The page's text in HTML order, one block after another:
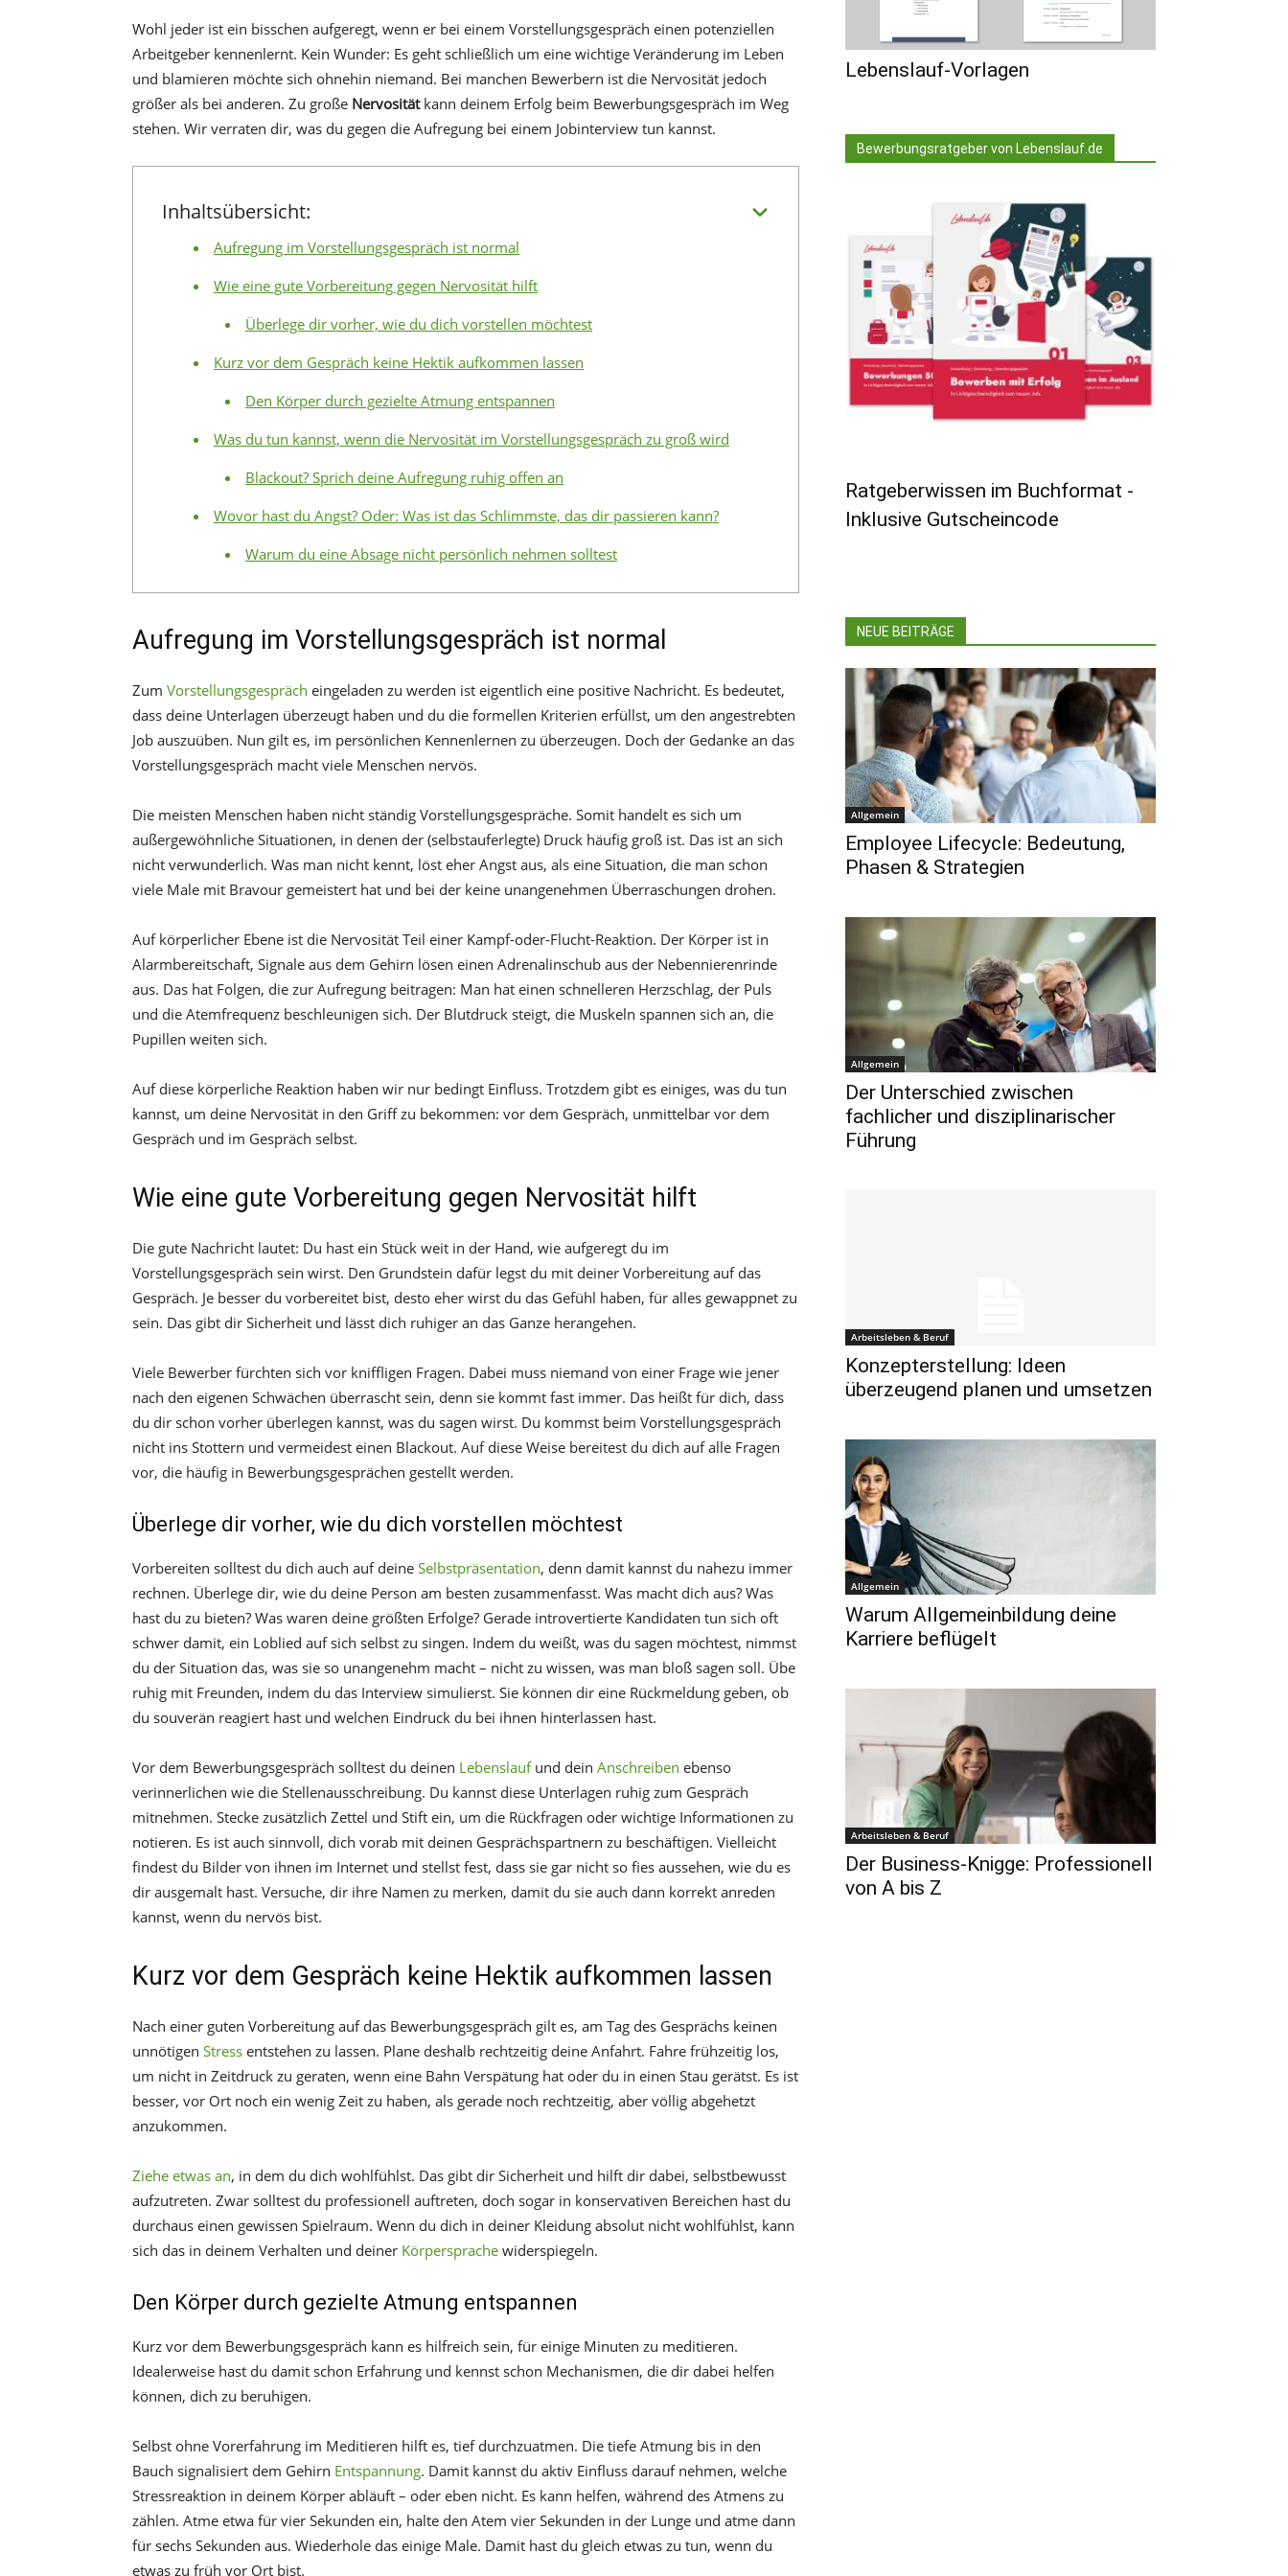
Wohl jeder ist ein bisschen aufgeregt, wenn er bei einem Vorstellungsgespräch einen potenziellen
Arbeitgeber kennenlernt. Kein Wunder: Es geht schließlich um eine wichtige Veränderung im Leben
und blamieren möchte sich ohnehin niemand. Bei manchen Bewerbern ist die Nervosität jedoch
größer als bei anderen. Zu große Nervositätkann deinem Erfolg beim Bewerbungsgespräch im Weg
stehen. Wir verraten dir, was du gegen die Aufregung bei einem Jobinterview tun kannst.
Inhaltsübersicht:
Aufregung im Vorstellungsgespräch ist normal
Wie eine gute Vorbereitung gegen Nervosität hilft
Überlege dir vorher, wie du dich vorstellen möchtest
Kurz vor dem Gespräch keine Hektik aufkommen lassen
Den Körper durch gezielte Atmung entspannen
Was du tun kannst, wenn die Nervosität im Vorstellungsgespräch zu groß wird
Blackout? Sprich deine Aufregung ruhig offen an
Wovor hast du Angst? Oder: Was ist das Schlimmste, das dir passieren kann?
Warum du eine Absage nicht persönlich nehmen solltest
Aufregung im Vorstellungsgespräch ist normal
Zum Vorstellungsgespräch eingeladen zu werden ist eigentlich eine positive Nachricht. Es bedeutet,
dass deine Unterlagen überzeugt haben und du die formellen Kriterien erfüllst, um den angestrebten
Job auszuüben. Nun gilt es, im persönlichen Kennenlernen zu überzeugen. Doch der Gedanke an das
Vorstellungsgespräch macht viele Menschen nervös.
Die meisten Menschen haben nicht ständig Vorstellungsgespräche. Somit handelt es sich um
außergewöhnliche Situationen, in denen der (selbstauferlegte) Druck häufig groß ist. Das ist an sich
nicht verwunderlich. Was man nicht kennt, löst eher Angst aus, als eine Situation, die man schon
viele Male mit Bravour gemeistert hat und bei der keine unangenehmen Überraschungen drohen.
Auf körperlicher Ebene ist die Nervosität Teil einer Kampf-oder-Flucht-Reaktion. Der Körper ist in
Alarmbereitschaft, Signale aus dem Gehirn lösen einen Adrenalinschub aus der Nebennierenrinde
aus. Das hat Folgen, die zur Aufregung beitragen: Man hat einen schnelleren Herzschlag, der Puls
und die Atemfrequenz beschleunigen sich. Der Blutdruck steigt, die Muskeln spannen sich an, die
Pupillen weiten sich.
Auf diese körperliche Reaktion haben wir nur bedingt Einfluss. Trotzdem gibt es einiges, was du tun
kannst, um deine Nervosität in den Griff zu bekommen: vor dem Gespräch, unmittelbar vor dem
Gespräch und im Gespräch selbst.
Wie eine gute Vorbereitung gegen Nervosität hilft
Die gute Nachricht lautet: Du hast ein Stück weit in der Hand, wie aufgeregt du im
Vorstellungsgespräch sein wirst. Den Grundstein dafür legst du mit deiner Vorbereitung auf das
Gespräch. Je besser du vorbereitet bist, desto eher wirst du das Gefühl haben, für alles gewappnet zu
sein. Das gibt dir Sicherheit und lässt dich ruhiger an das Ganze herangehen.
Viele Bewerber fürchten sich vor kniffligen Fragen. Dabei muss niemand von einer Frage wie jener
nach den eigenen Schwächen überrascht sein, denn sie kommt fast immer. Das heißt für dich, dass
du dir schon vorher überlegen kannst, was du sagen wirst. Du kommst beim Vorstellungsgespräch
nicht ins Stottern und vermeidest einen Blackout. Auf diese Weise bereitest du dich auf alle Fragen
vor, die häufig in Bewerbungsgesprächen gestellt werden.
Überlege dir vorher, wie du dich vorstellen möchtest
Vorbereiten solltest du dich auch auf deine Selbstpräsentation, denn damit kannst du nahezu immer
rechnen. Überlege dir, wie du deine Person am besten zusammenfasst. Was macht dich aus? Was
hast du zu bieten? Was waren deine größten Erfolge? Gerade introvertierte Kandidaten tun sich oft
schwer damit, ein Loblied auf sich selbst zu singen. Indem du weißt, was du sagen möchtest, nimmst
du der Situation das, was sie so unangenehm macht – nicht zu wissen, was man bloß sagen soll. Übe
ruhig mit Freunden, indem du das Interview simulierst. Sie können dir eine Rückmeldung geben, ob
du souverän reagiert hast und welchen Eindruck du bei ihnen hinterlassen hast.
Vor dem Bewerbungsgespräch solltest du deinen Lebenslaufund dein Anschreiben ebenso
verinnerlichen wie die Stellenausschreibung. Du kannst diese Unterlagen ruhig zum Gespräch
mitnehmen. Stecke zusätzlich Zettel und Stift ein, um die Rückfragen oder wichtige Informationen zu
notieren. Es ist auch sinnvoll, dich vorab mit deinen Gesprächspartnern zu beschäftigen. Vielleicht
findest du Bilder von ihnen im Internet und stellst fest, dass sie gar nicht so fies aussehen, wie du es
dir ausgemalt hast. Versuche, dir ihre Namen zu merken, damit du sie auch dann korrekt anreden
kannst, wenn du nervös bist.
Kurz vor dem Gespräch keine Hektik aufkommen lassen
Nach einer guten Vorbereitung auf das Bewerbungsgespräch gilt es, am Tag des Gesprächs keinen
unnötigen Stress entstehen zu lassen. Plane deshalb rechtzeitig deine Anfahrt. Fahre frühzeitig los,
um nicht in Zeitdruck zu geraten, wenn eine Bahn Verspätung hat oder du in einen Stau gerätst. Es ist
besser, vor Ort noch ein wenig Zeit zu haben, als gerade noch rechtzeitig, aber völlig abgehetzt
anzukommen.
Ziehe etwas an, in dem du dich wohlfühlst. Das gibt dir Sicherheit und hilft dir dabei, selbstbewusst
aufzutreten. Zwar solltest du professionell auftreten, doch sogar in konservativen Bereichen hast du
durchaus einen gewissen Spielraum. Wenn du dich in deiner Kleidung absolut nicht wohlfühlst, kann
sich das in deinem Verhalten und deiner Körpersprache widerspiegeln.
Den Körper durch gezielte Atmung entspannen
Kurz vor dem Bewerbungsgespräch kann es hilfreich sein, für einige Minuten zu meditieren.
Idealerweise hast du damit schon Erfahrung und kennst schon Mechanismen, die dir dabei helfen
können, dich zu beruhigen.
Selbst ohne Vorerfahrung im Meditieren hilft es, tief durchzuatmen. Die tiefe Atmung bis in den
Bauch signalisiert dem Gehirn Entspannung. Damit kannst du aktiv Einfluss darauf nehmen, welche
Stressreaktion in deinem Körper abläuft – oder eben nicht. Es kann helfen, während des Atmens zu
zählen. Atme etwa für vier Sekunden ein, halte den Atem vier Sekunden in der Lunge und atme dann
für sechs Sekunden aus. Wiederhole das einige Male. Damit hast du gleich etwas zu tun, wenn du
etwas zu früh vor Ort bist.
Lebenslauf-Vorlagen
Bewerbungsratgeber von Lebenslauf.de
Ratgeberwissen im Buchformat -
Inklusive Gutscheincode
NEUE BEITRÄGE
Allgemein
Employee Lifecycle: Bedeutung,
Phasen & Strategien
Allgemein
Der Unterschied zwischen
fachlicher und disziplinarischer
Führung
Arbeitsleben & Beruf
Konzepterstellung: Ideen
überzeugend planen und umsetzen
Allgemein
Warum Allgemeinbildung deine
Karriere beflügelt
Arbeitsleben & Beruf
Der Business-Knigge: Professionell
von A bis Z